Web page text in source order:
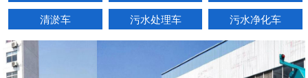
清淤车
污水处理车 污水净化车